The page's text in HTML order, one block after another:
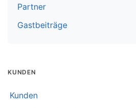
Partner
Gastbeiträge
KUNDEN
Kunden